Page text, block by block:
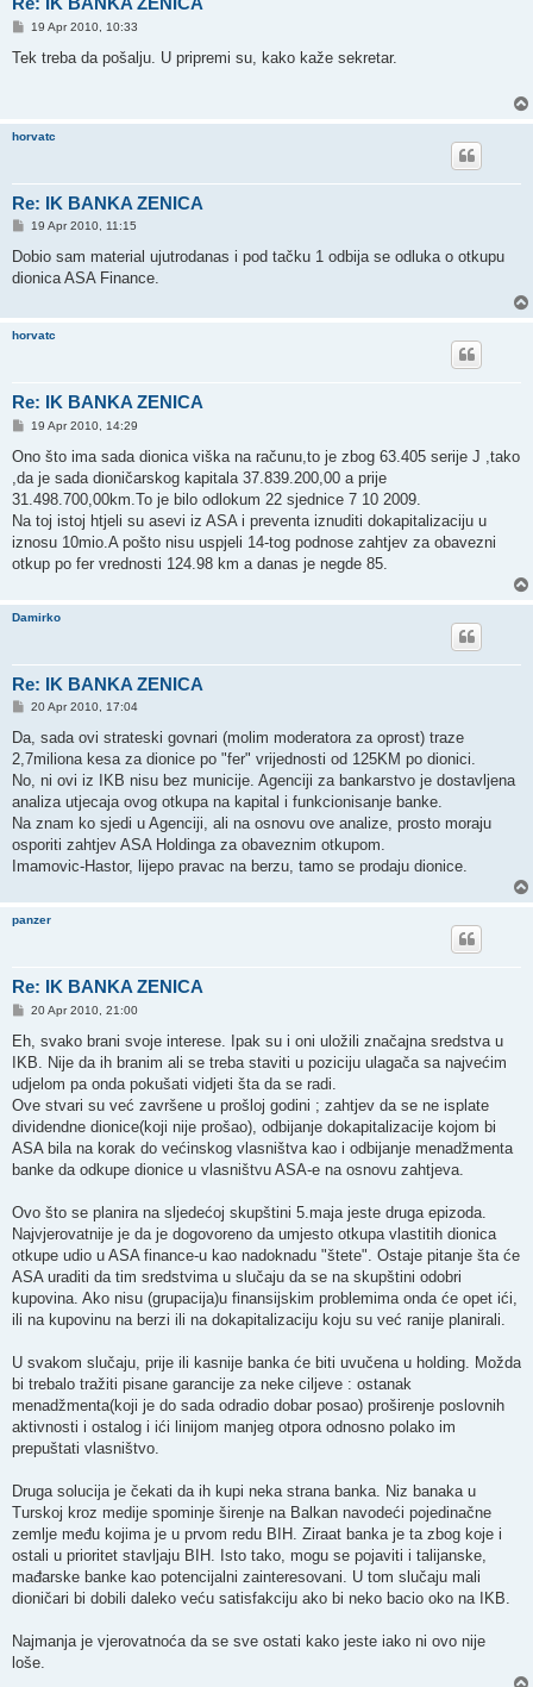
P
s
19 Apr 2010, 10:33
Tek treba da pošalju. U pripremi su, kako kaže sekretar.
horvatc
Re: IK BANKA ZENICA
P
s
19 Apr 2010, 11:15
Dobio sam material ujutrodanas i pod tačku 1 odbija se odluka o otkupu
dionica ASA Finance.
horvatc
Re: IK BANKA ZENICA
P
s
19 Apr 2010, 14:29
Ono što ima sada dionica viška na računu,to je zbog 63.405 serije J ,tako
,da je sada dioničarskog kapitala 37.839.200,00 a prije
31.498.700,00km.To je bilo odlokum 22 sjednice 7 10 2009.
Na toj istoj htjeli su asevi iz ASA i preventa iznuditi dokapitalizaciju u
iznosu 10mio.A pošto nisu uspjeli 14-tog podnose zahtjev za obavezni
otkup po fer vrednosti 124.98 km a danas je negde 85.
Damirko
Re: IK BANKA ZENICA
P
s
20 Apr 2010, 17:04
Da, sada ovi strateski govnari (molim moderatora za oprost) traze
2,7miliona kesa za dionice po "fer" vrijednosti od 125KM po dionici.
No, ni ovi iz IKB nisu bez municije. Agenciji za bankarstvo je dostavljena
analiza utjecaja ovog otkupa na kapital i funkcionisanje banke.
Na znam ko sjedi u Agenciji, ali na osnovu ove analize, prosto moraju
osporiti zahtjev ASA Holdinga za obaveznim otkupom.
Imamovic-Hastor, lijepo pravac na berzu, tamo se prodaju dionice.
panzer
Re: IK BANKA ZENICA
P
s
20 Apr 2010, 21:00
Eh, svako brani svoje interese. Ipak su i oni uložili značajna sredstva u
IKB. Nije da ih branim ali se treba staviti u poziciju ulagača sa najvećim
udjelom pa onda pokušati vidjeti šta da se radi.
Ove stvari su već završene u prošloj godini ; zahtjev da se ne isplate
dividendne dionice(koji nije prošao), odbijanje dokapitalizacije kojom bi
ASA bila na korak do većinskog vlasništva kao i odbijanje menadžmenta
banke da odkupe dionice u vlasništvu ASA-e na osnovu zahtjeva.
Ovo što se planira na sljedećoj skupštini 5.maja jeste druga epizoda.
Najvjerovatnije je da je dogovoreno da umjesto otkupa vlastitih dionica
otkupe udio u ASA finance-u kao nadoknadu "štete". Ostaje pitanje šta će
ASA uraditi da tim sredstvima u slučaju da se na skupštini odobri
kupovina. Ako nisu (grupacija)u finansijskim problemima onda će opet ići,
ili na kupovinu na berzi ili na dokapitalizaciju koju su već ranije planirali.
U svakom slučaju, prije ili kasnije banka će biti uvučena u holding. Možda
bi trebalo tražiti pisane garancije za neke ciljeve : ostanak
menadžmenta(koji je do sada odradio dobar posao) proširenje poslovnih
aktivnosti i ostalog i ići linijom manjeg otpora odnosno polako im
prepuštati vlasništvo.
Druga solucija je čekati da ih kupi neka strana banka. Niz banaka u
Turskoj kroz medije spominje širenje na Balkan navodeći pojedinačne
zemlje među kojima je u prvom redu BIH. Ziraat banka je ta zbog koje i
ostali u prioritet stavljaju BIH. Isto tako, mogu se pojaviti i talijanske,
mađarske banke kao potencijalni zainteresovani. U tom slučaju mali
dioničari bi dobili daleko veću satisfakciju ako bi neko bacio oko na IKB.
Najmanja je vjerovatnoća da se sve ostati kako jeste iako ni ovo nije
loše.